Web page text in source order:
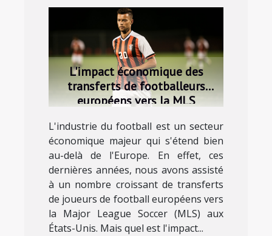
L'impact économique des
transferts de footballeurs
européens vers la MLS
L'industrie du football est un secteur
économique majeur qui s'étend bien
au-delà de l'Europe. En effet, ces
dernières années, nous avons assisté
à un nombre croissant de transferts
de joueurs de football européens vers
la Major League Soccer (MLS) aux
États-Unis. Mais quel est l'impact...